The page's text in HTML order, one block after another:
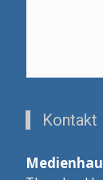
Kontakt